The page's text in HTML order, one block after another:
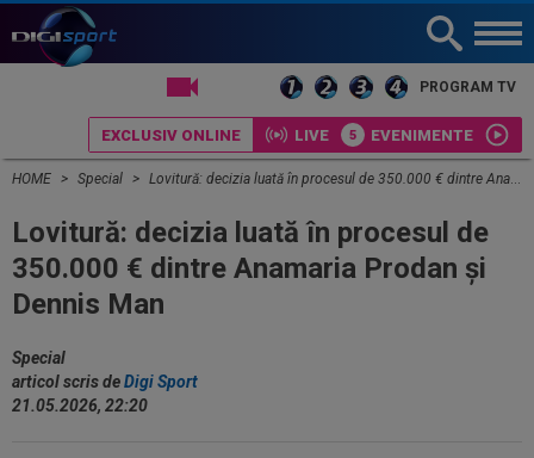
PROGRAM TV
EXCLUSIV ONLINE LIVE EVENIMENTE
HOME Special Lovitură: decizia luată în procesul de 350.000 € dintre Anamaria Prodan și Dennis Man
Lovitură: decizia luată în procesul de
350.000 € dintre Anamaria Prodan și
Dennis Man
Special
articol scris deDigi Sport
21.05.2026, 22:20